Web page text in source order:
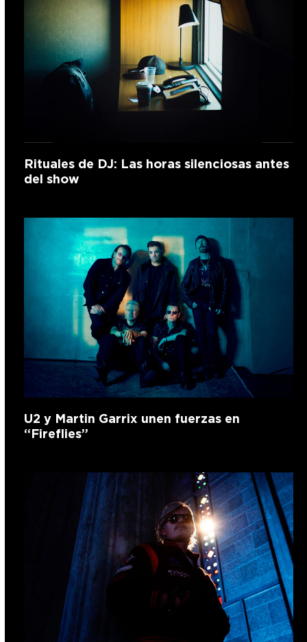
Rituales de DJ: Las horas silenciosas antes
del show
U2 y Martin Garrix unen fuerzas en
“Fireflies”